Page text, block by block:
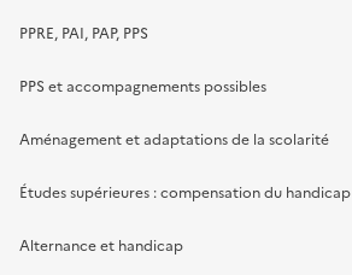
PPRE, PAI, PAP, PPS
PPS et accompagnements possibles
Aménagement et adaptations de la scolarité
Études supérieures : compensation du handicap
Alternance et handicap